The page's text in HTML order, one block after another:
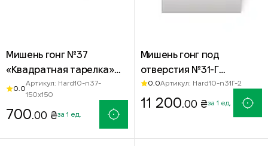
Мишень гонг №37
«Квадратная тарелка»
150х150 мм — сталь
Hardox 500
0.0
Артикул: Hard10-n37-
150x150
700.00 ₴за 1 ед.
Мишень гонг под
отверстия №31-Г
«Высокоточка» 600х900
мм — сталь Hardox 500
0.0Артикул: Hard10-n31Г-2
11 200.00 ₴за 1 ед.